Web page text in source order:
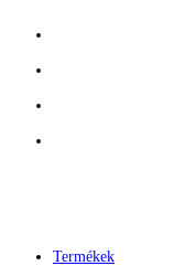
Termékek